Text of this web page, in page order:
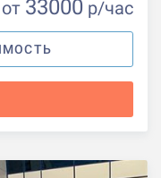
от 33000 р/час